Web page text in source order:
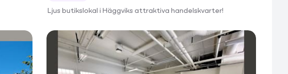
Ljus butikslokal i Häggviks attraktiva handelskvarter!